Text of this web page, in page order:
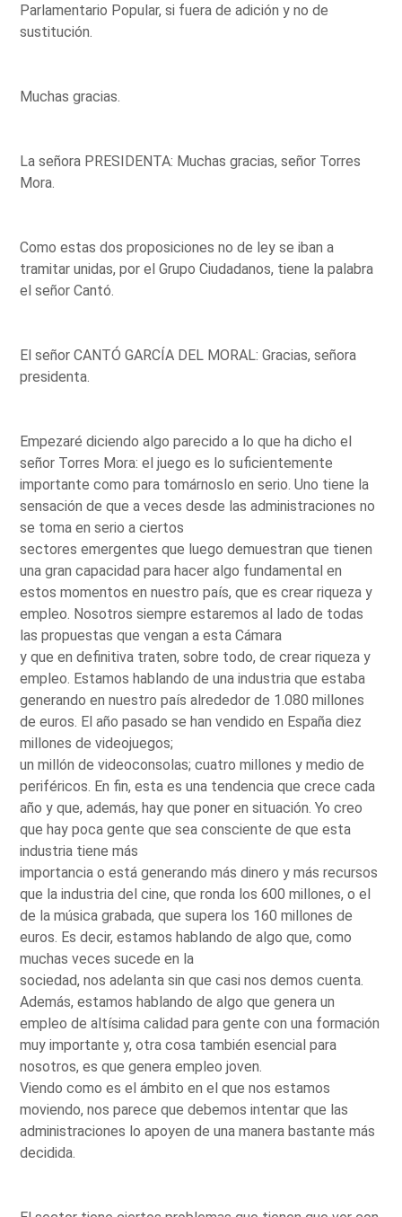
Parlamentario Popular, si fuera de adición y no de
sustitución.
Muchas gracias.
La señora PRESIDENTA: Muchas gracias, señor Torres
Mora.
Como estas dos proposiciones no de ley se iban a
tramitar unidas, por el Grupo Ciudadanos, tiene la palabra
el señor Cantó.
El señor CANTÓ GARCÍA DEL MORAL: Gracias, señora
presidenta.
Empezaré diciendo algo parecido a lo que ha dicho el
señor Torres Mora: el juego es lo suficientemente
importante como para tomárnoslo en serio. Uno tiene la
sensación de que a veces desde las administraciones no
se toma en serio a ciertos
sectores emergentes que luego demuestran que tienen
una gran capacidad para hacer algo fundamental en
estos momentos en nuestro país, que es crear riqueza y
empleo. Nosotros siempre estaremos al lado de todas
las propuestas que vengan a esta Cámara
y que en definitiva traten, sobre todo, de crear riqueza y
empleo. Estamos hablando de una industria que estaba
generando en nuestro país alrededor de 1.080 millones
de euros. El año pasado se han vendido en España diez
millones de videojuegos;
un millón de videoconsolas; cuatro millones y medio de
periféricos. En fin, esta es una tendencia que crece cada
año y que, además, hay que poner en situación. Yo creo
que hay poca gente que sea consciente de que esta
industria tiene más
importancia o está generando más dinero y más recursos
que la industria del cine, que ronda los 600 millones, o el
de la música grabada, que supera los 160 millones de
euros. Es decir, estamos hablando de algo que, como
muchas veces sucede en la
sociedad, nos adelanta sin que casi nos demos cuenta.
Además, estamos hablando de algo que genera un
empleo de altísima calidad para gente con una formación
muy importante y, otra cosa también esencial para
nosotros, es que genera empleo joven.
Viendo como es el ámbito en el que nos estamos
moviendo, nos parece que debemos intentar que las
administraciones lo apoyen de una manera bastante más
decidida.